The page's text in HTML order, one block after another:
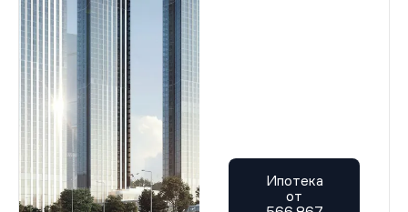
Ипотека
от